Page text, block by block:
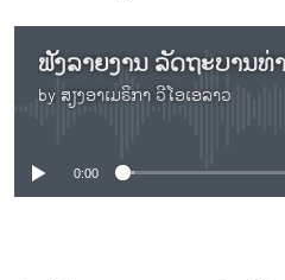
by ສຽງອາເມຣິກາ ວີໂອເອລາວ
No media source
0:00